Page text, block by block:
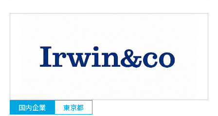
国内企業
東京都